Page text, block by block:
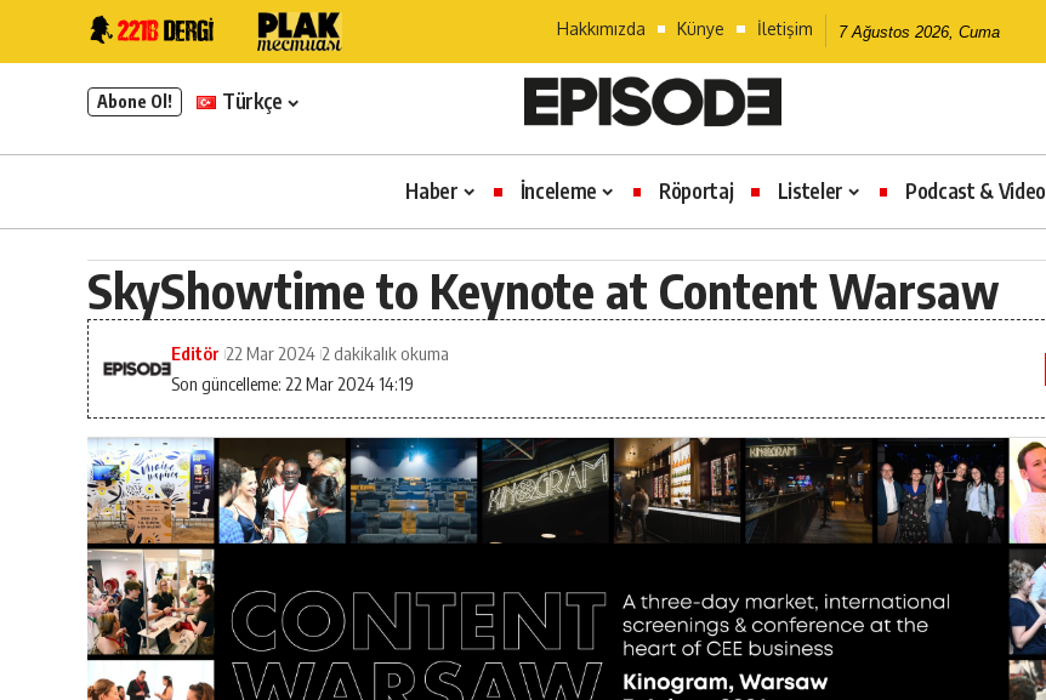
Hakkımızda Künye İletişim 7 Ağustos 2026, Cuma
Abone Ol! Türkçe
Haber İnceleme Röportaj Listeler Podcast & Video
SkyShowtime to Keynote at Content Warsaw
Son güncelleme: 22 Mar 2024 14:19
Editör 22 Mar 2024 2 dakikalık okuma